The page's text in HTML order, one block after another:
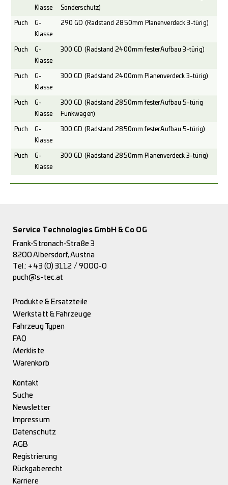
Klasse
Sonderschutz)
Puch
G-
Klasse
290 GD (Radstand 2850mm Planenverdeck 3-türig)
Puch
G-
Klasse
300 GD (Radstand 2400mm fester Aufbau 3-türig)
Puch
G-
Klasse
300 GD (Radstand 2400mm Planenverdeck 3-türig)
Puch
G-
Klasse
300 GD (Radstand 2850mm fester Aufbau 5-türig
Funkwagen)
Puch
G-
Klasse
300 GD (Radstand 2850mm fester Aufbau 5-türig)
Puch
G-
Klasse
300 GD (Radstand 2850mm Planenverdeck 3-türig)
Service Technologies GmbH & Co OG
Frank-Stronach-Straße 3
8200 Albersdorf, Austria
Tel.: +43 (0) 3112 / 9000-0
puch@s-tec.at
Produkte & Ersatzteile
Werkstatt & Fahrzeuge
Fahrzeug Typen
FAQ
Merkliste
Warenkorb
Kontakt
Suche
Newsletter
Impressum
Datenschutz
AGB
Registrierung
Rückgaberecht
Karriere